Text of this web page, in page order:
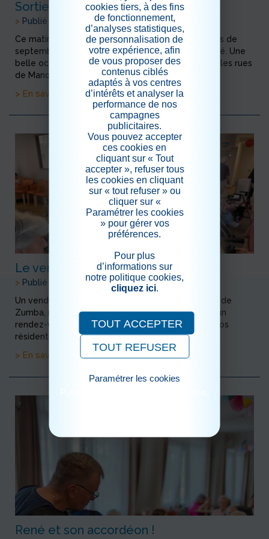
Sortie au marché
> Publié le 03/09/2025
Ce matin, nous avons profité de la douceur du mois de
septembre, pour faire une petite balade au marché. Une
belle occasion pour nos résidentes de flâner dans les rues
de Manosque, et de découvrir les beaux produi...
> En savoir plus
Le vendredi après-midi : Le loto !
> Publié le 03/09/2025
Un vendredi sur deux, en alternance avec le cours de
Zumba, nous organisons un après-midi loto. C’est un
rendez-vous incontournable et très apprécié de nos
résidents. Une belle occasion de partager un mo...
> En savoir plus
René et son accordéon !
cookies tiers, à des fins
de fonctionnement,
d’analyses statistiques,
de personnalisation de
votre expérience, afin
de vous proposer des
contenus ciblés
adaptés à vos centres
d’intérêts et analyser la
performance de nos
campagnes
publicitaires.
Vous pouvez accepter
ces cookies en
cliquant sur « Tout
accepter », refuser tous
les cookies en cliquant
sur « tout refuser » ou
cliquer sur «
Paramétrer les cookies
» pour gérer vos
préférences.
Pour plus
d’informations sur
notre politique cookies,
cliquez ici.
TOUT ACCEPTER
TOUT REFUSER
Paramétrer les cookies